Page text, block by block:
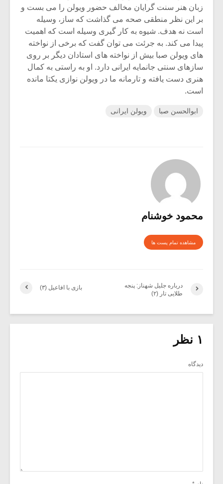
زبان هنر سنت گرایان مخالف حضور ویولن را می بست و
بر این نظر منطقی صحه می گذاشت که ساز، وسیله
است نه هدف. شیوه به کار گیری وسیله است که اهمیت
پیدا می کند. به جرئت می توان گفت که برخی از نواخته
های ویولن صبا بیش از نواخته های استادان دیگر بر روی
سازهای سنتی جانمایه ایرانی دارد. او به راستی به کمال
هنری دست یافته و تارمانه ما در ویولن نوازی یکتا مانده
است.
ابوالحسن صبا ویولن ایرانی
محمود خوشنام
مشاهده تمام پست ها
بازی با افاعیل (۳)
درباره جلیل شهناز: پنجه
طلایى تار (۲)
۱ نظر
دیدگاه